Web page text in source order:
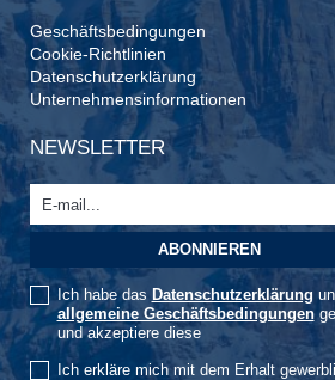
Geschäftsbedingungen
Cookie-Richtlinien
Datenschutzerklärung
Unternehmensinformationen
NEWSLETTER
Ich habe das Datenschutzerklärung
allgemeine Geschäftsbedingungen
und akzeptiere diese
Ich erkläre mich mit dem Erhalt